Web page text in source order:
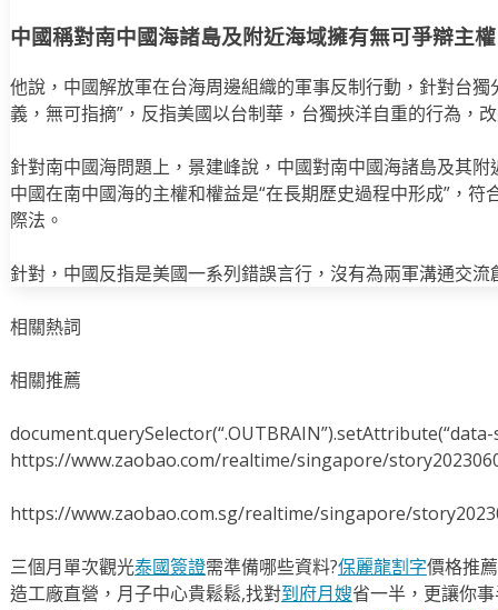
中國稱對南中國海諸島及附近海域擁有無可爭辯主權
他說，中國解放軍在台海周邊組織的軍事反制行動，針對台
義，無可指摘”，反指美國以台制華，台獨挾洋自重的行為，
針對南中國海問題上，景建峰說，中國對南中國海諸島及其附
中國在南中國海的主權和權益是“在長期歷史過程中形成”，
際法。
針對，中國反指是美國一系列錯誤言行，沒有為兩軍溝通交流
相關熱詞
相關推薦
document.querySelector(“.OUTBRAIN”).setAttribute(“data-
https://www.zaobao.com/realtime/singapore/
https://www.zaobao.com.sg/realtime/singapore/
三個月單次觀光泰國簽證需準備哪些資料?保麗龍割字價格推
造工廠直營，月子中心貴鬆鬆,找對到府月嫂省一半，更讓你